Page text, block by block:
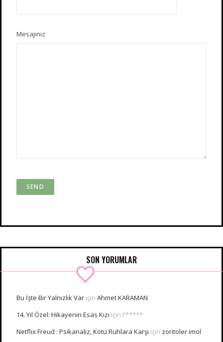
Mesajınız
SON YORUMLAR
Bu İşte Bir Yalnızlık Var için Ahmet KARAMAN
14. Yıl Özel: Hikayenin Esas Kızı için F*****
Netflix Freud : Psikanaliz, Kötü Ruhlara Karşı için zoritoler imol